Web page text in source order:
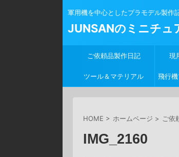
軍用機を中心としたプラモデル製作記
JUNSANのミニチュ
ご依頼品製作日記 現
ツール＆マテリアル 飛行
HOME > ホームページ > ご依
IMG_2160